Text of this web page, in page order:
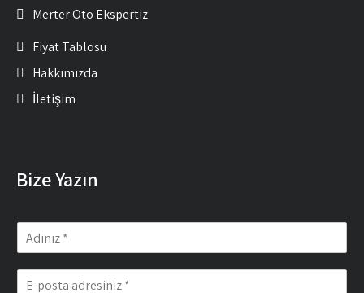
Merter Oto Ekspertiz
Fiyat Tablosu
Hakkımızda
İletişim
Bize Yazın